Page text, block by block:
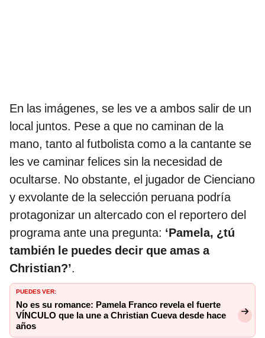
En las imágenes, se les ve a ambos salir de un
local juntos. Pese a que no caminan de la
mano, tanto al futbolista como a la cantante se
les ve caminar felices sin la necesidad de
ocultarse. No obstante, el jugador de Cienciano
y exvolante de la selección peruana podría
protagonizar un altercado con el reportero del
programa ante una pregunta: ‘Pamela, ¿tú
también le puedes decir que amas a
Christian?’.
PUEDES VER:
No es su romance: Pamela Franco revela el fuerte
VÍNCULO que la une a Christian Cueva desde hace
años